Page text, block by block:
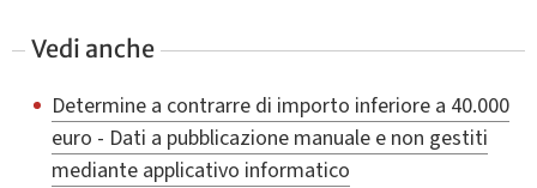
Vedi anche
Determine a contrarre di importo inferiore a 40.000
euro - Dati a pubblicazione manuale e non gestiti
mediante applicativo informatico